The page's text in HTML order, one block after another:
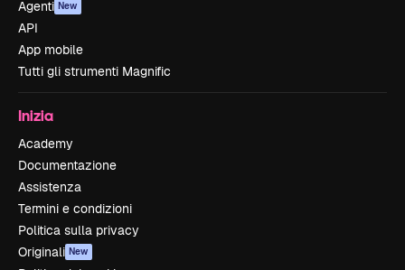
Agenti New
API
App mobile
Tutti gli strumenti Magnific
Inizia
Academy
Documentazione
Assistenza
Termini e condizioni
Politica sulla privacy
Originali New